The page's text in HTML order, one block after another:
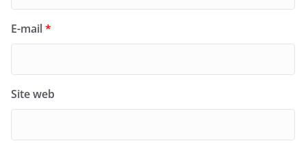
E-mail*
Site web